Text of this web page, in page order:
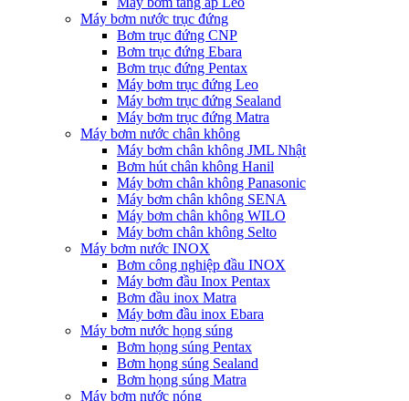
Máy bơm nước trục đứng
Bơm trục đứng CNP
Bơm trục đứng Ebara
Bơm trục đứng Pentax
Máy bơm trục đứng Leo
Máy bơm trục đứng Sealand
Máy bơm trục đứng Matra
Máy bơm nước chân không
Máy bơm chân không JML Nhật
Bơm hút chân không Hanil
Máy bơm chân không Panasonic
Máy bơm chân không SENA
Máy bơm chân không WILO
Máy bơm chân không Selto
Máy bơm nước INOX
Bơm công nghiệp đầu INOX
Máy bơm đầu Inox Pentax
Bơm đầu inox Matra
Máy bơm đầu inox Ebara
Máy bơm nước họng súng
Bơm họng súng Pentax
Bơm họng súng Sealand
Bơm họng súng Matra
Máy bơm nước nóng